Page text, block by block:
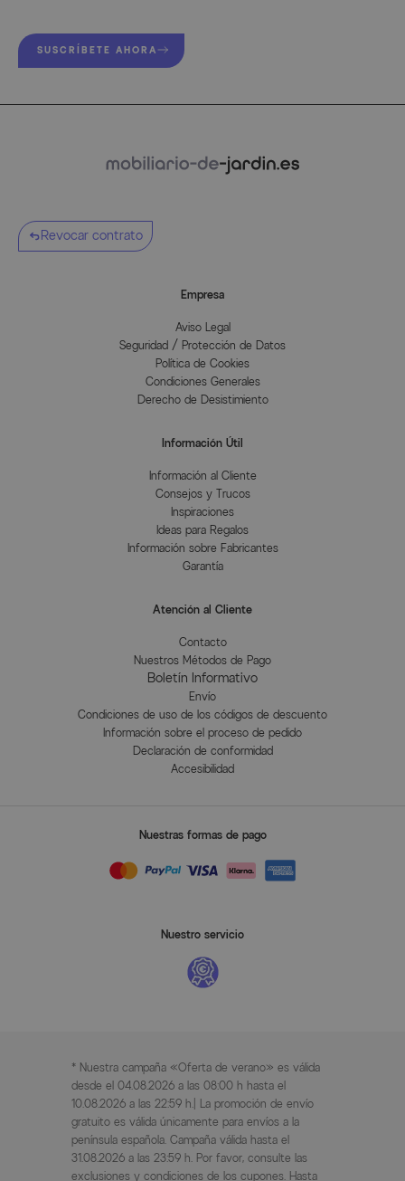
SUSCRÍBETE AHORA
Revocar contrato
Empresa
Aviso Legal
Seguridad / Protección de Datos
Política de Cookies
Condiciones Generales
Derecho de Desistimiento
Información Útil
Información al Cliente
Consejos y Trucos
Inspiraciones
Ideas para Regalos
Información sobre Fabricantes
Garantía
Atención al Cliente
Contacto
Nuestros Métodos de Pago
Boletín Informativo
Envío
Condiciones de uso de los códigos de descuento
Información sobre el proceso de pedido
Declaración de conformidad
Accesibilidad
Nuestras formas de pago
Nuestro servicio
* Nuestra campaña «Oferta de verano» es válida
desde el 04.08.2026 a las 08:00 h hasta el
10.08.2026 a las 22:59 h.| La promoción de envío
gratuito es válida únicamente para envíos a la
península española. Campaña válida hasta el
31.08.2026 a las 23:59 h. Por favor, consulte las
exclusiones y condiciones de los cupones. Hasta